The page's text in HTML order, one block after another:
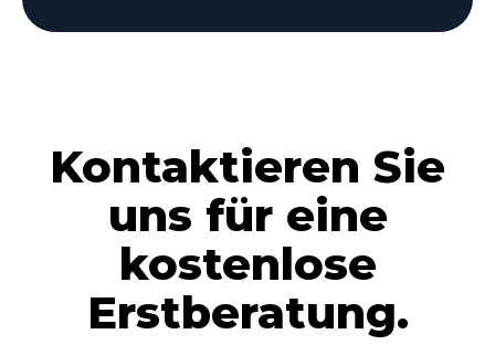
Kontaktieren Sie
uns für eine
kostenlose
Erstberatung.